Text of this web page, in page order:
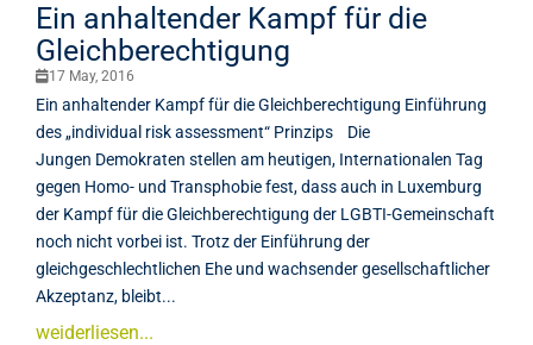
Ein anhaltender Kampf für die
Gleichberechtigung
17 May, 2016
Ein anhaltender Kampf für die Gleichberechtigung Einführung
des „individual risk assessment“ Prinzips Die
Jungen Demokraten stellen am heutigen, Internationalen Tag
gegen Homo- und Transphobie fest, dass auch in Luxemburg
der Kampf für die Gleichberechtigung der LGBTI-Gemeinschaft
noch nicht vorbei ist. Trotz der Einführung der
gleichgeschlechtlichen Ehe und wachsender gesellschaftlicher
Akzeptanz, bleibt...
weiderliesen...